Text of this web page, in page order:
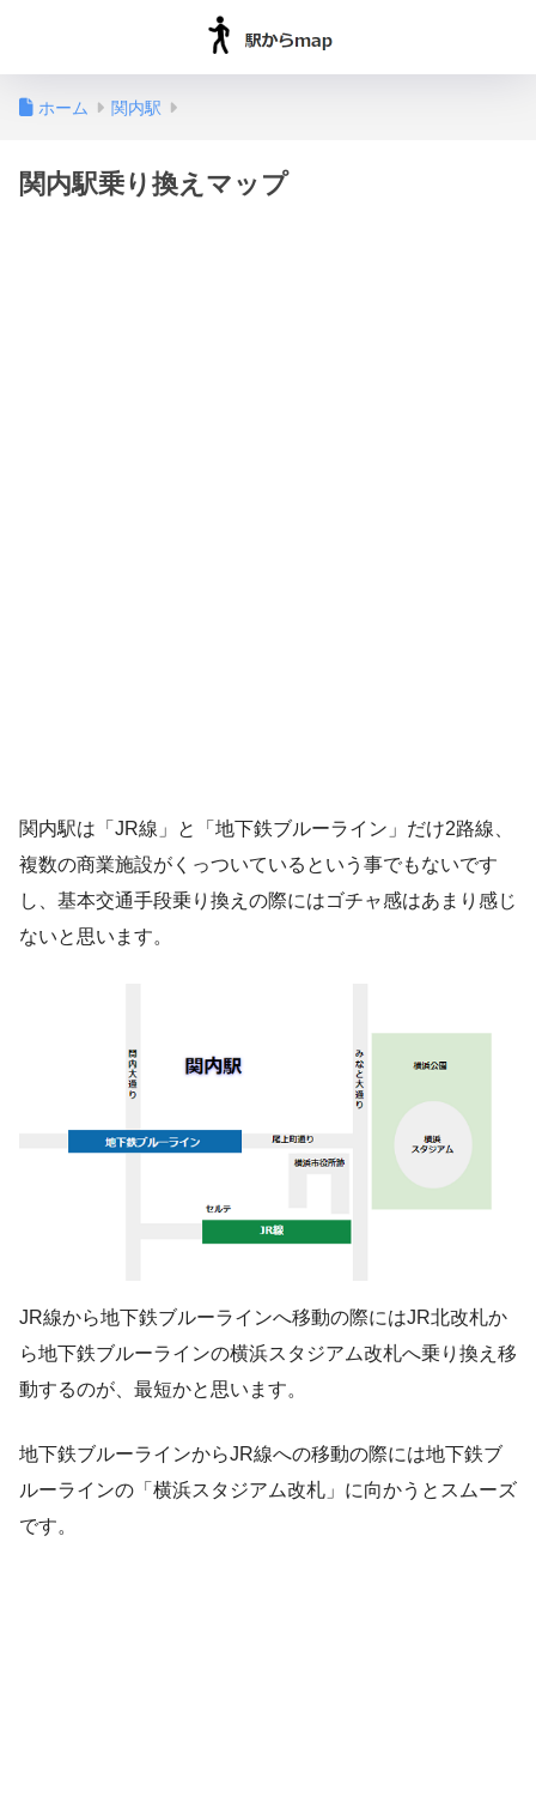
ホーム 関内駅
関内駅乗り換えマップ
関内駅は「JR線」と「地下鉄ブルーライン」だけ2路線、
複数の商業施設がくっついているという事でもないです
し、基本交通手段乗り換えの際にはゴチャ感はあまり感じ
ないと思います。
JR線から地下鉄ブルーラインへ移動の際にはJR北改札か
ら地下鉄ブルーラインの横浜スタジアム改札へ乗り換え移
動するのが、最短かと思います。
地下鉄ブルーラインからJR線への移動の際には地下鉄ブ
ルーラインの「横浜スタジアム改札」に向かうとスムーズ
です。